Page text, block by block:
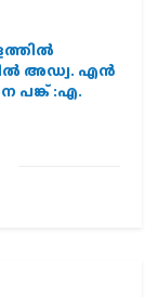
അഡ്വ. എന്‍
പങ്ക് :എ.